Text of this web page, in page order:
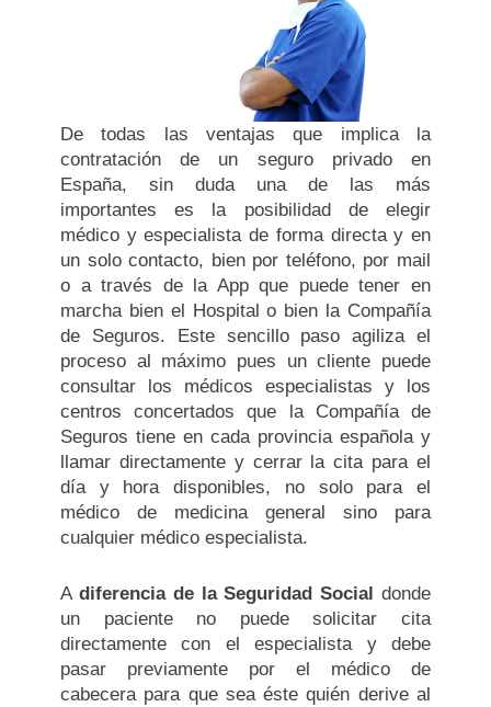
De todas las ventajas que implica la
contratación de un seguro privado en
España, sin duda una de las más
importantes es la posibilidad de elegir
médico y especialista de forma directa y en
un solo contacto, bien por teléfono, por mail
o a través de la App que puede tener en
marcha bien el Hospital o bien la Compañía
de Seguros. Este sencillo paso agiliza el
proceso al máximo pues un cliente puede
consultar los médicos especialistas y los
centros concertados que la Compañía de
Seguros tiene en cada provincia española y
llamar directamente y cerrar la cita para el
día y hora disponibles, no solo para el
médico de medicina general sino para
cualquier médico especialista.
A diferencia de la Seguridad Socialdonde
un paciente no puede solicitar cita
directamente con el especialista y debe
pasar previamente por el médico de
cabecera para que sea éste quién derive al